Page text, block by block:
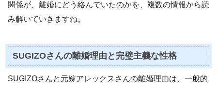
関係が、離婚にどう絡んでいたのかを、複数の情報から読
み解いていきますね。
SUGIZOさんの離婚理由と完璧主義な性格
SUGIZOさんと元嫁アレックスさんの離婚理由は、一般的